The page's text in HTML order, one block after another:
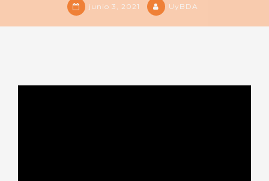
junio 3, 2021 UyBDA